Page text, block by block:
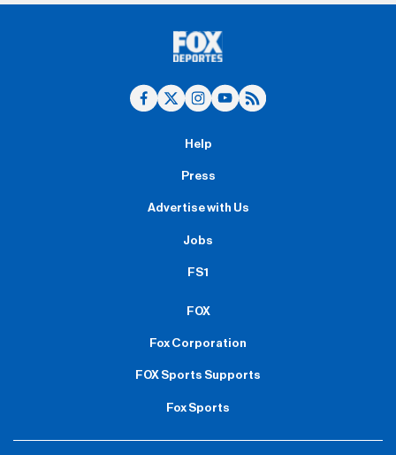
Help
Press
Advertise with Us
Jobs
FS1
FOX
Fox Corporation
FOX Sports Supports
Fox Sports